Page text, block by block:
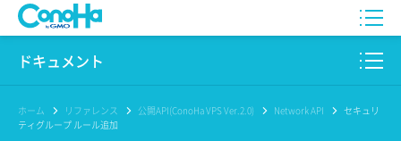
WING
ドキュメント
このサイトについて
ホーム リファレンス 公開API(ConoHa VPS Ver.2.0) Network API
セキュリ
ティグループ ルール追加